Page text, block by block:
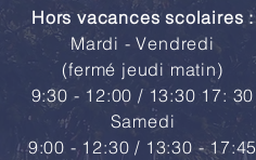
Hors vacances scolaires :
Mardi - Vendredi
(fermé jeudi matin)
9:30 - 12:00 / 13:30 17: 30
Samedi
9:00 - 12:30 / 13:30 - 17:45